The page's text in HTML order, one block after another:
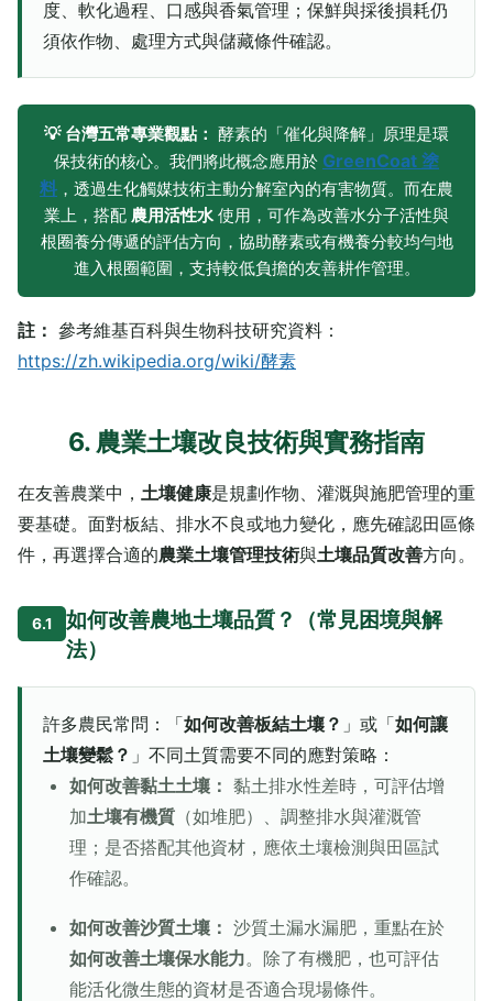
度、軟化過程、口感與香氣管理；保鮮與採後損耗仍
須依作物、處理方式與儲藏條件確認。
💡 台灣五常專業觀點： 酵素的「催化與降解」原理是環
保技術的核心。我們將此概念應用於 GreenCoat 塗
料 ，透過生化觸媒技術主動分解室內的有害物質。而在農
業上，搭配 農用活性水 使用，可作為改善水分子活性與
根圈養分傳遞的評估方向，協助酵素或有機養分較均勻地
進入根圈範圍，支持較低負擔的友善耕作管理。
註： 參考維基百科與生物科技研究資料：
https://zh.wikipedia.org/wiki/酵素
6. 農業土壤改良技術與實務指南
在友善農業中， 土壤健康是規劃作物、灌溉與施肥管理的重
要基礎。面對板結、排水不良或地力變化，應先確認田區條
件，再選擇合適的農業土壤管理技術與土壤品質改善方向。
6.1
如何改善農地土壤品質？（常見困境與解
法）
許多農民常問：「如何改善板結土壤？ 」或「如何讓
土壤變鬆？ 」不同土質需要不同的應對策略：
如何改善黏土土壤： 黏土排水性差時，可評估增
加土壤有機質 （如堆肥）、調整排水與灌溉管
理；是否搭配其他資材，應依土壤檢測與田區試
作確認。
如何改善沙質土壤： 沙質土漏水漏肥，重點在於
如何改善土壤保水能力。除了有機肥，也可評估
能活化微生態的資材是否適合現場條件。